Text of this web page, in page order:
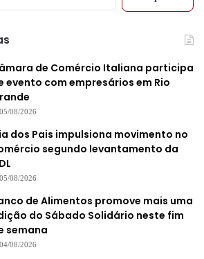
de Comércio Italiana participa
evento com empresários em Rio
05/08/2026
dos Pais impulsiona movimento no
segundo levantamento da
05/08/2026
de Alimentos promove mais uma
do Sábado Solidário neste fim
semana
04/08/2026